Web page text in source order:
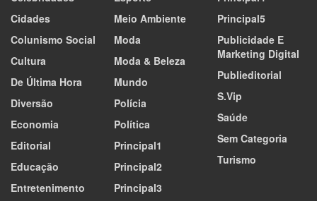
Cidades
Colunismo Social
Cultura
De Última Hora
Diversão
Economia
Editorial
Educação
Entretenimento
Meio Ambiente
Moda
Moda & Beleza
Mundo
Polícia
Política
Principal1
Principal2
Principal3
Principal5
Publicidade E
Marketing Digital
Publieditorial
S.Vip
Saúde
Sem Categoria
Turismo